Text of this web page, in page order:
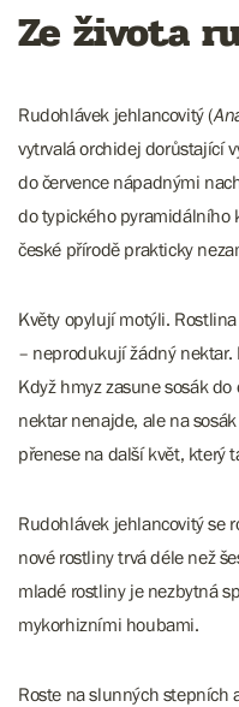
Ze života
Rudohlávek jehlancovitý (
vytrvalá orchidej dorůstající
do července nápadnými
do typického pyramidálního
české přírodě prakticky
Květy opylují motýli.
– neprodukují žádný nektar.
Když hmyz zasune sosák
nektar nenajde, ale na
přenese na další květ, který
Rudohlávek jehlancovitý se
nové rostliny trvá déle než
mladé rostliny je nezbytná
mykorhizními houbami.
Roste na slunných stepních